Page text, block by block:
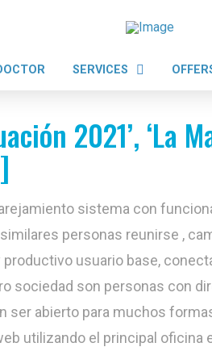
SERVICES
2021’, ‘La
sistema con
personas reunirse ,
usuario base,
sociedad son personas con
abierto para muchos
utilizando el principal oficina